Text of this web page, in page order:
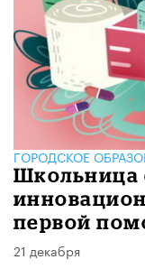
ГОРОДСКОЕ
Школьница
первой
21 декабря